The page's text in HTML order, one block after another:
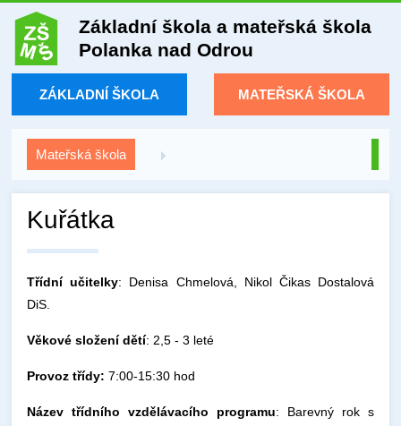
Základní škola a mateřská škola
Polanka nad Odrou
ZÁKLADNÍ ŠKOLA MATEŘSKÁ ŠKOLA
Mateřská škola
Kuřátka
Třídní učitelky: Denisa Chmelová, Nikol Čikas Dostalová
DiS.
Věkové složení dětí: 2,5 - 3 leté
Provoz třídy: 7:00-15:30 hod
Název třídního vzdělávacího programu: Barevný rok s